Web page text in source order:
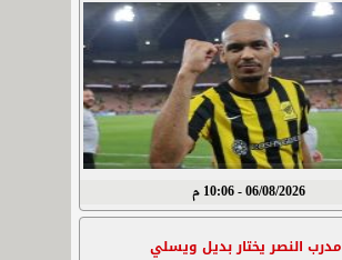
06/08/2026 - 10:06 م
مدرب النصر يختار بديل ويسلي